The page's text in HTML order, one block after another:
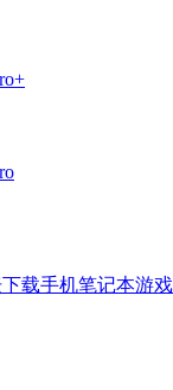
下载手机笔记本游